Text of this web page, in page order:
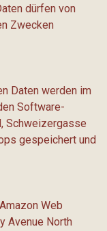
dürfen von
Zwecken
Daten werden im
Software-
Schweizergasse
gespeichert und
Web
Avenue North